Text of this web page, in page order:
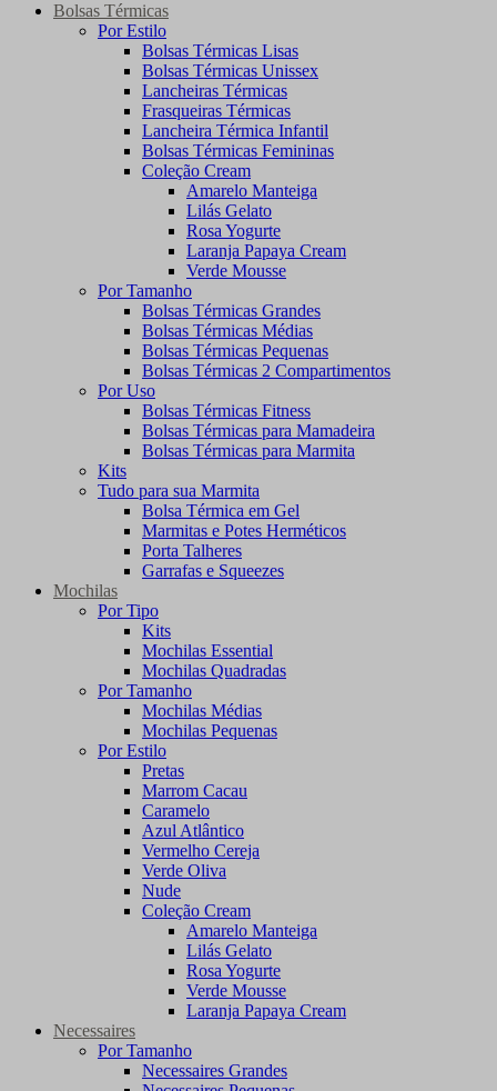
Bolsas Térmicas
Por Estilo
Bolsas Térmicas Lisas
Bolsas Térmicas Unissex
Lancheiras Térmicas
Frasqueiras Térmicas
Lancheira Térmica Infantil
Bolsas Térmicas Femininas
Coleção Cream
Amarelo Manteiga
Lilás Gelato
Rosa Yogurte
Laranja Papaya Cream
Verde Mousse
Por Tamanho
Bolsas Térmicas Grandes
Bolsas Térmicas Médias
Bolsas Térmicas Pequenas
Bolsas Térmicas 2 Compartimentos
Por Uso
Bolsas Térmicas Fitness
Bolsas Térmicas para Mamadeira
Bolsas Térmicas para Marmita
Kits
Tudo para sua Marmita
Bolsa Térmica em Gel
Marmitas e Potes Herméticos
Porta Talheres
Garrafas e Squeezes
Mochilas
Por Tipo
Kits
Mochilas Essential
Mochilas Quadradas
Por Tamanho
Mochilas Médias
Mochilas Pequenas
Por Estilo
Pretas
Marrom Cacau
Caramelo
Azul Atlântico
Vermelho Cereja
Verde Oliva
Nude
Coleção Cream
Amarelo Manteiga
Lilás Gelato
Rosa Yogurte
Verde Mousse
Laranja Papaya Cream
Necessaires
Por Tamanho
Necessaires Grandes